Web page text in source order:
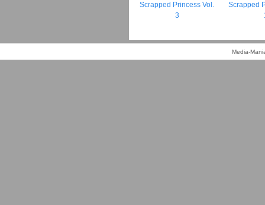
Scrapped Princess Vol.
3
Scrapped
Media-